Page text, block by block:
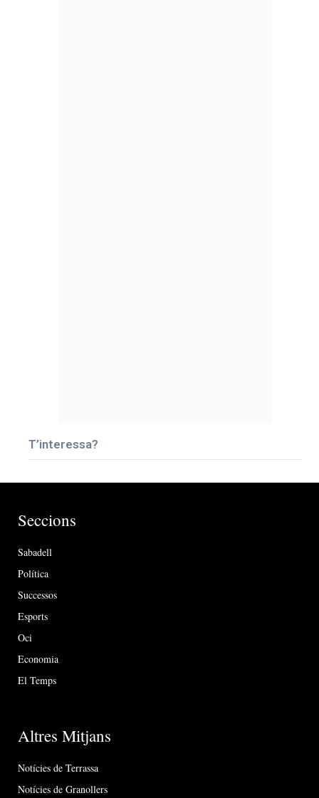
T’interessa?
Seccions
Sabadell
Política
Successos
Esports
Oci
Economia
El Temps
Altres Mitjans
Notícies de Terrassa
Notícies de Granollers